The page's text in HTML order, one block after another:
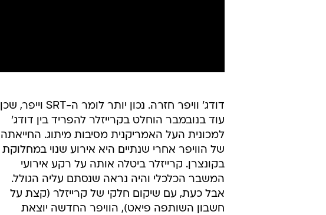
דודג' וויפר חזרה. נכון יותר לומר ה-SRT וייפר, שכן
עוד בנובמבר הוחלט בקרייזלר להפריד בין דודג'
למכונית העל האמריקנית מסיבות מיתוג. החייאתה
של הוויפר אחרי שנתיים היא אירוע שנוי במחלוקת
בקונצרן. קרייזלר ביטלה אותה על רקע אירועי
המשבר הכלכלי והיה נראה שנסתם עליה הגולל.
אבל כעת, עם שיקום חלקי של קרייזלר (קצת על
חשבון השותפה פיאט), הוויפר החדשה יוצאת